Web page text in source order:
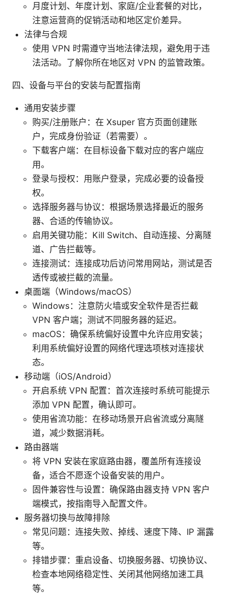
月度计划、年度计划、家庭/企业套餐的对比，
注意运营商的促销活动和地区定价差异。
法律与合规
使用 VPN 时需遵守当地法律法规，避免用于违
法活动。了解你所在地区对 VPN 的监管政策。
四、设备与平台的安装与配置指南
通用安装步骤
购买/注册账户：在 Xsuper 官方页面创建账
户，完成身份验证（若需要）。
下载客户端：在目标设备下载对应的客户端应
用。
登录与授权：用账户登录，完成必要的设备授
权。
选择服务器与协议：根据场景选择最近的服务
器、合适的传输协议。
启用关键功能：Kill Switch、自动连接、分离隧
道、广告拦截等。
连接测试：连接成功后访问常用网站，测试是否
透传或被拦截的流量。
桌面端（Windows/macOS）
Windows：注意防火墙或安全软件是否拦截
VPN 客户端；测试不同服务器的延迟。
macOS：确保系统偏好设置中允许应用安装；
利用系统偏好设置的网络代理选项核对连接状
态。
移动端（iOS/Android）
开启系统 VPN 配置：首次连接时系统可能提示
添加 VPN 配置，确认即可。
使用省流功能：在移动场景开启省流或分离隧
道，减少数据消耗。
路由器端
将 VPN 安装在家庭路由器，覆盖所有连接设
备，适合不愿逐个设备安装的用户。
固件兼容性与设置：确保路由器支持 VPN 客户
端模式，按指南导入配置文件。
服务器切换与故障排除
常见问题：连接失败、掉线、速度下降、IP 漏露
等。
排错步骤：重启设备、切换服务器、切换协议、
检查本地网络稳定性、关闭其他网络加速工具
等。